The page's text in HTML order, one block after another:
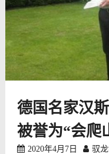
德国名家汉
被誉为“会爬
2020年4月7日 驭